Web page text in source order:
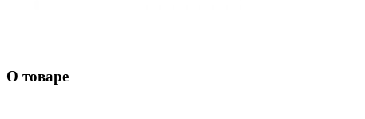
О товаре